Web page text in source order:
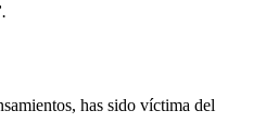
has sido víctima del